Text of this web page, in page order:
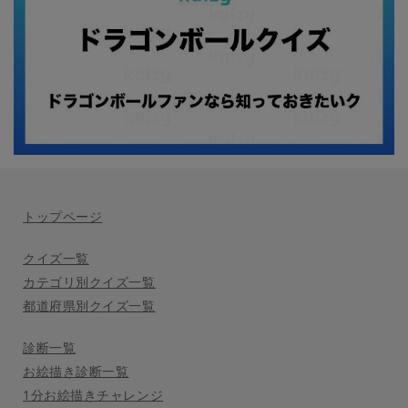
トップページ
クイズ一覧
カテゴリ別クイズ一覧
都道府県別クイズ一覧
診断一覧
お絵描き診断一覧
1分お絵描きチャレンジ